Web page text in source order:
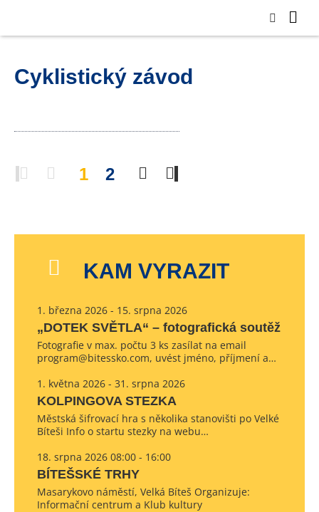
Cyklistický závod
1 2
KAM VYRAZIT
1. března 2026 - 15. srpna 2026
„DOTEK SVĚTLA“ – fotografická soutěž
Fotografie v max. počtu 3 ks zasílat na email
program@bitessko.com, uvést jméno, příjmení a…
1. května 2026 - 31. srpna 2026
KOLPINGOVA STEZKA
Městská šifrovací hra s několika stanovišti po Velké
Bíteši Info o startu stezky na webu…
18. srpna 2026 08:00 - 16:00
BÍTEŠSKÉ TRHY
Masarykovo náměstí, Velká Bíteš Organizuje:
Informační centrum a Klub kultury